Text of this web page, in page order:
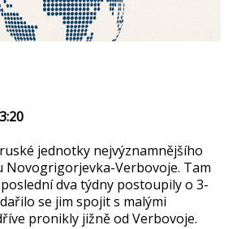
jednotky nejvýznamnějšího
Verbovoje. Tam
dva týdny postoupily o 3-
se jim spojit s malými
pronikly jižně od Verbovoje.